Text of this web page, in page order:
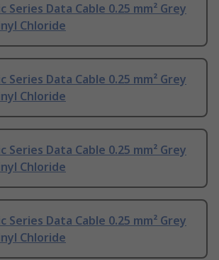
Series Data Cable 0.25 mm² Grey
Chloride
Series Data Cable 0.25 mm² Grey
Chloride
Series Data Cable 0.25 mm² Grey
Chloride
Series Data Cable 0.25 mm² Grey
Chloride